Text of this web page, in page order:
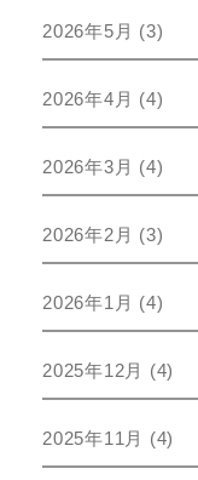
2026年5月 (3)
2026年4月 (4)
2026年3月 (4)
2026年2月 (3)
2026年1月 (4)
2025年12月 (4)
2025年11月 (4)